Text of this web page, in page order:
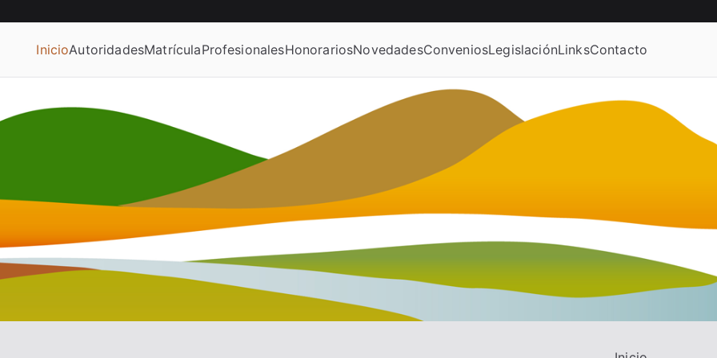
InicioAutoridadesMatrículaProfesionalesHonorariosNovedadesConveniosLegislaciónLinksContacto